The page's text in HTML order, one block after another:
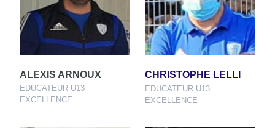
ALEXIS ARNOUX
EDUCATEUR U13
EXCELLENCE
CHRISTOPHE LELLI
EDUCATEUR U13
EXCELLENCE